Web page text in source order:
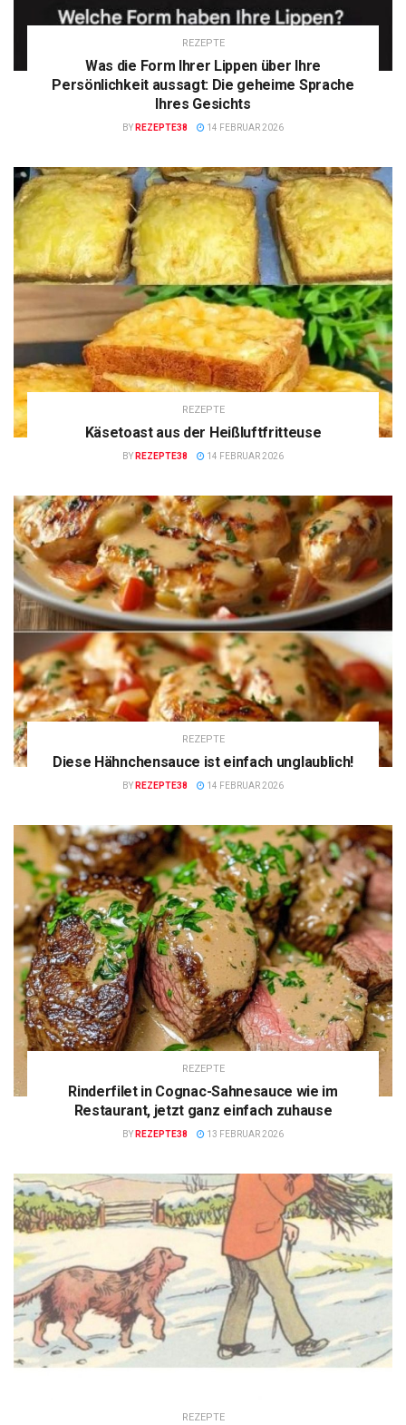
REZEPTE
Was die Form Ihrer Lippen über Ihre
Persönlichkeit aussagt: Die geheime Sprache
Ihres Gesichts
BY REZEPTE38 14 FEBRUAR 2026
REZEPTE
Käsetoast aus der Heißluftfritteuse
BY REZEPTE38 14 FEBRUAR 2026
REZEPTE
Diese Hähnchensauce ist einfach unglaublich!
BY REZEPTE38 14 FEBRUAR 2026
REZEPTE
Rinderfilet in Cognac-Sahnesauce wie im
Restaurant, jetzt ganz einfach zuhause
BY REZEPTE38 13 FEBRUAR 2026
REZEPTE